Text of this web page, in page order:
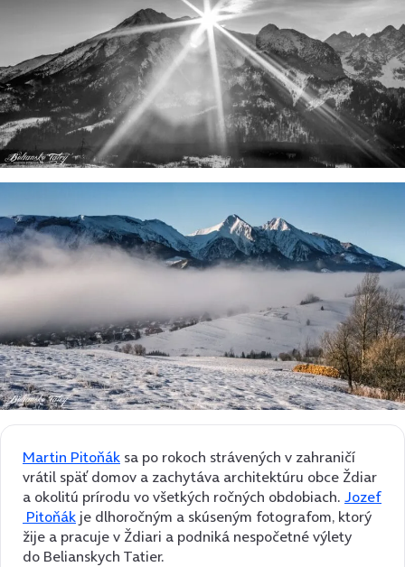
Martin Pitoňák sa po rokoch strávených v zahraničí
vrátil späť domov a zachytáva architektúru obce Ždiar
a okolitú prírodu vo všetkých ročných obdobiach. Jozef
Pitoňák je dlhoročným a skúseným fotografom, ktorý
žije a pracuje v Ždiari a podniká nespočetné výlety
do Belianskych Tatier.